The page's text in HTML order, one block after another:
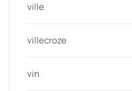
ville
villecroze
vin